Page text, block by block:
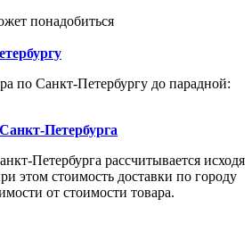
понадобиться
по Санкт-Петербургу до парадной:
Петербурга
Петербурга рассчитывается исходя
этом стоимость доставки по городу
от стоимости товара.